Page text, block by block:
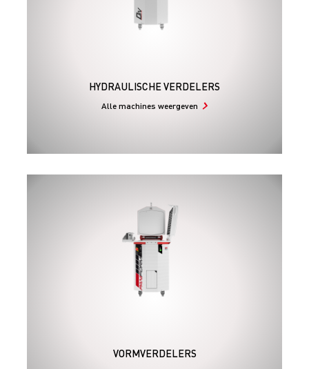
HYDRAULISCHE VERDELERS
Alle machines weergeven
VORMVERDELERS